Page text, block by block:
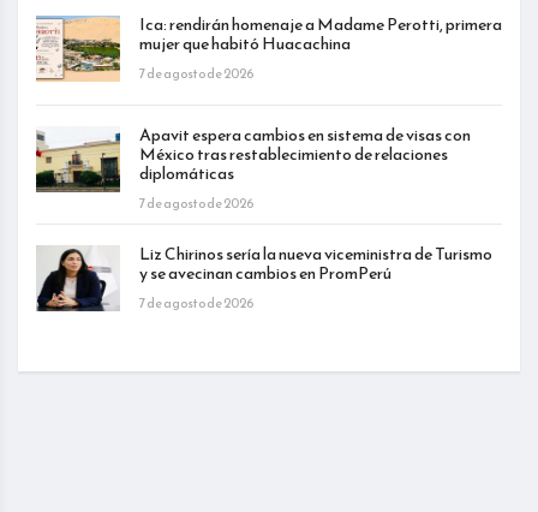
Ica: rendirán homenaje a Madame Perotti, primera
mujer que habitó Huacachina
7 de agosto de 2026
Apavit espera cambios en sistema de visas con
México tras restablecimiento de relaciones
diplomáticas
7 de agosto de 2026
Liz Chirinos sería la nueva viceministra de Turismo
y se avecinan cambios en PromPerú
7 de agosto de 2026